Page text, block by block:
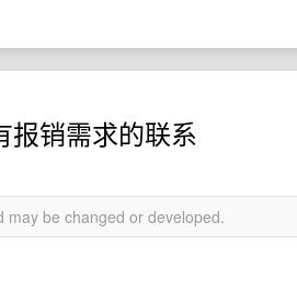
报销需求的联系
be changed or developed.